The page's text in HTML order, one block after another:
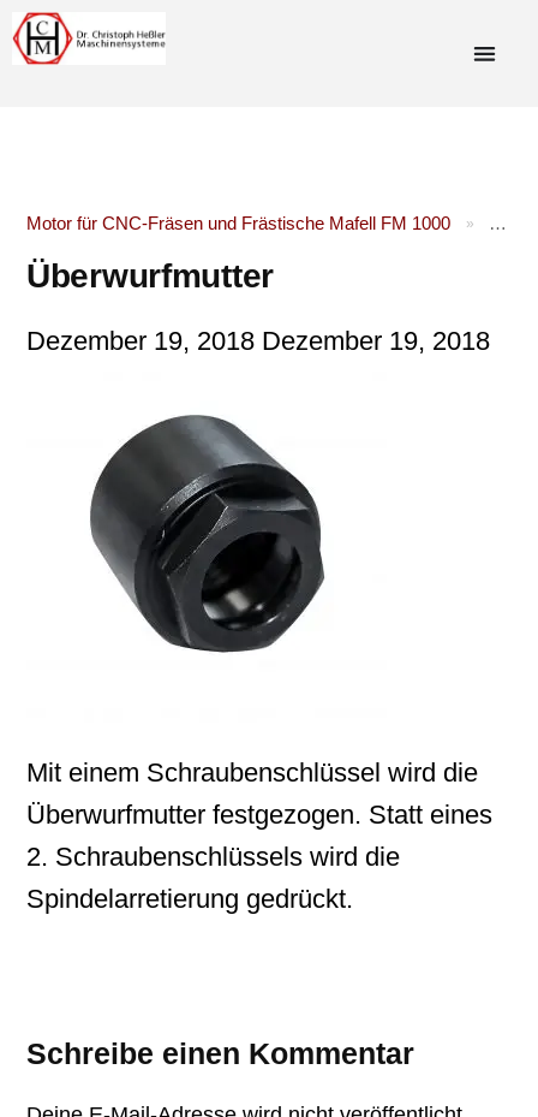
Motor für CNC-Fräsen und Frästische Mafell FM 1000 »
Überwurfmutter
Dezember 19, 2018 Dezember 19, 2018
Mit einem Schraubenschlüssel wird die
Überwurfmutter festgezogen. Statt eines
2. Schraubenschlüssels wird die
Spindelarretierung gedrückt.
Schreibe einen Kommentar